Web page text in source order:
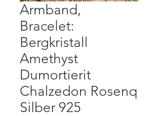
Armband,
Bracelet:
Bergkristall
Amethyst
Dumortierit
Chalzedon Rosenq
Silber 925